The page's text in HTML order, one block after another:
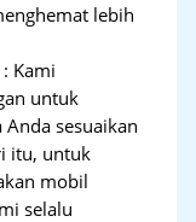
lebih
: Kami
untuk
sesuaikan
itu, untuk
mobil
selalu